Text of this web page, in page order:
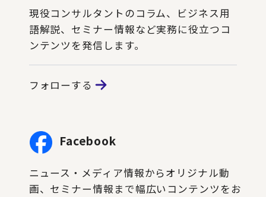
現役コンサルタントのコラム、ビジネス用
語解説、セミナー情報など実務に役立つコ
ンテンツを発信します。
フォローする
Facebook
ニュース・メディア情報からオリジナル動
画、セミナー情報まで幅広いコンテンツをお